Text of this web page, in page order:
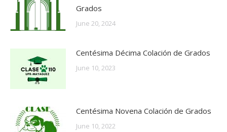
Grados
June 20, 2024
Centésima Décima Colación de Grados
June 10, 2023
Centésima Novena Colación de Grados
June 10, 2022